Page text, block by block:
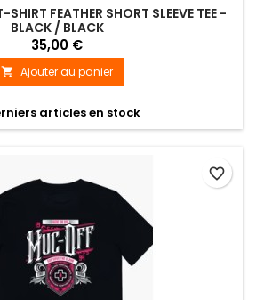
SHIRT FEATHER SHORT SLEEVE TEE -
BLACK / BLACK
35,00 €
 Ajouter au panier
articles en stock
favorite_border